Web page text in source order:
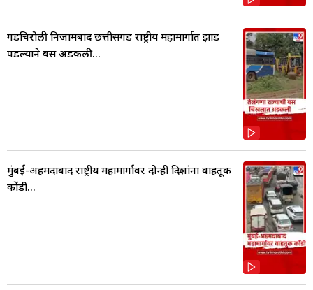
गडचिरोली निजामबाद छत्तीसगड राष्ट्रीय महामार्गात झाड
पडल्याने बस अडकली...
मुंबई-अहमदाबाद राष्ट्रीय महामार्गावर दोन्ही दिशांना वाहतूक
कोंडी...